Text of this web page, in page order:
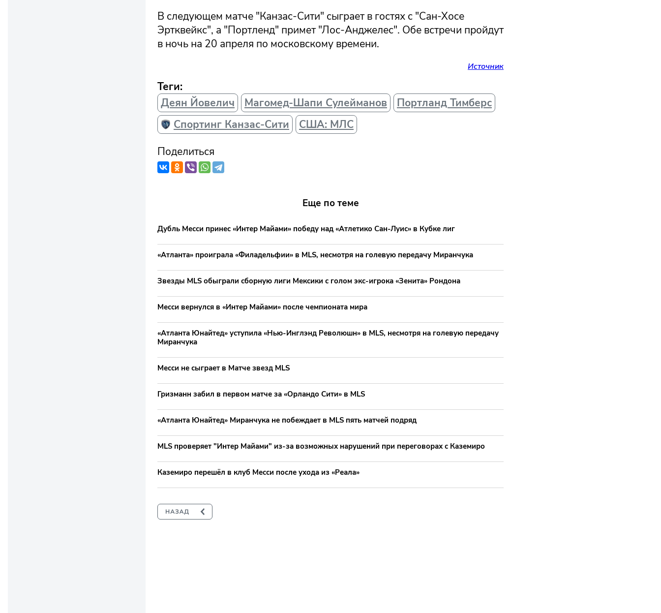
В следующем матче "Канзас-Сити" сыграет в гостях с "Сан-Хосе
Эртквейкс", а "Портленд" примет "Лос-Анджелес". Обе встречи пройдут
в ночь на 20 апреля по московскому времени.
Источник
Теги:
Деян Йовелич
Магомед-Шапи Сулейманов
Портланд Тимберс
Спортинг Канзас-Сити
США: МЛС
Поделиться
Еще по теме
Дубль Месси принес «Интер Майами» победу над «Атлетико Сан-Луис» в Кубке лиг
«Атланта» проиграла «Филадельфии» в MLS, несмотря на голевую передачу Миранчука
Звезды MLS обыграли сборную лиги Мексики с голом экс-игрока «Зенита» Рондона
Месси вернулся в «Интер Майами» после чемпионата мира
«Атланта Юнайтед» уступила «Нью-Инглэнд Революшн» в MLS, несмотря на голевую передачу
Миранчука
Месси не сыграет в Матче звезд MLS
Гризманн забил в первом матче за «Орландо Сити» в MLS
«Атланта Юнайтед» Миранчука не побеждает в MLS пять матчей подряд
MLS проверяет "Интер Майами" из-за возможных нарушений при переговорах с Каземиро
Каземиро перешёл в клуб Месси после ухода из «Реала»